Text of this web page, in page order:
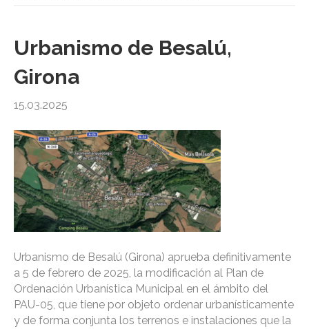
Urbanismo de Besalú,
Girona
15.03.2025
Urbanismo de Besalú (Girona) aprueba definitivamente
a 5 de febrero de 2025, la modificación al Plan de
Ordenación Urbanística Municipal en el ámbito del
PAU-05, que tiene por objeto ordenar urbanísticamente
y de forma conjunta los terrenos e instalaciones que la